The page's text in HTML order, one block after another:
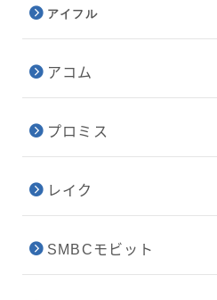
アイフル
アコム
プロミス
レイク
SMBCモビット